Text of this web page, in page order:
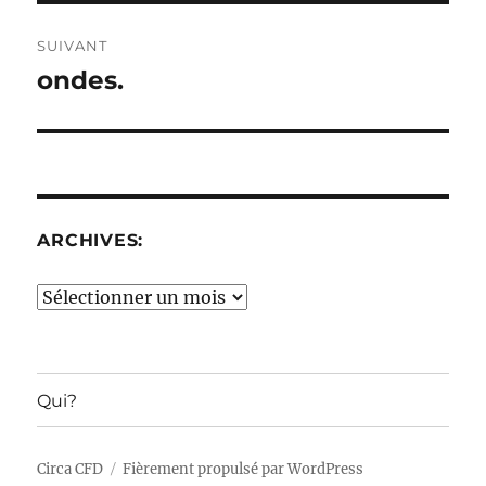
SUIVANT
Publication
ondes.
ARCHIVES:
Archives:
Qui?
Circa CFD Fièrement propulsé par WordPress